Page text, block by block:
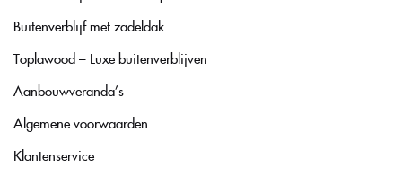
Buitenverblijf met zadeldak
Toplawood – Luxe buitenverblijven
Aanbouwveranda’s
Algemene voorwaarden
Klantenservice